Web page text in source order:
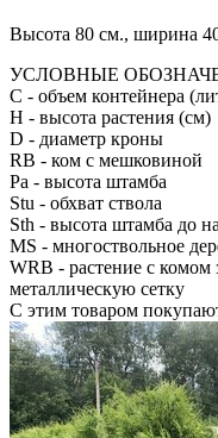
Высота 80 см., ширина
УСЛОВНЫЕ
С - объем контейнера
H - высота растения (см)
D - диаметр кроны
RB - ком с мешковиной
Pa - высота штамба
Stu - обхват ствола
Sth - высота штамба до
MS - многоствольное
WRB - растение с
металлическую сетку
С этим товаром